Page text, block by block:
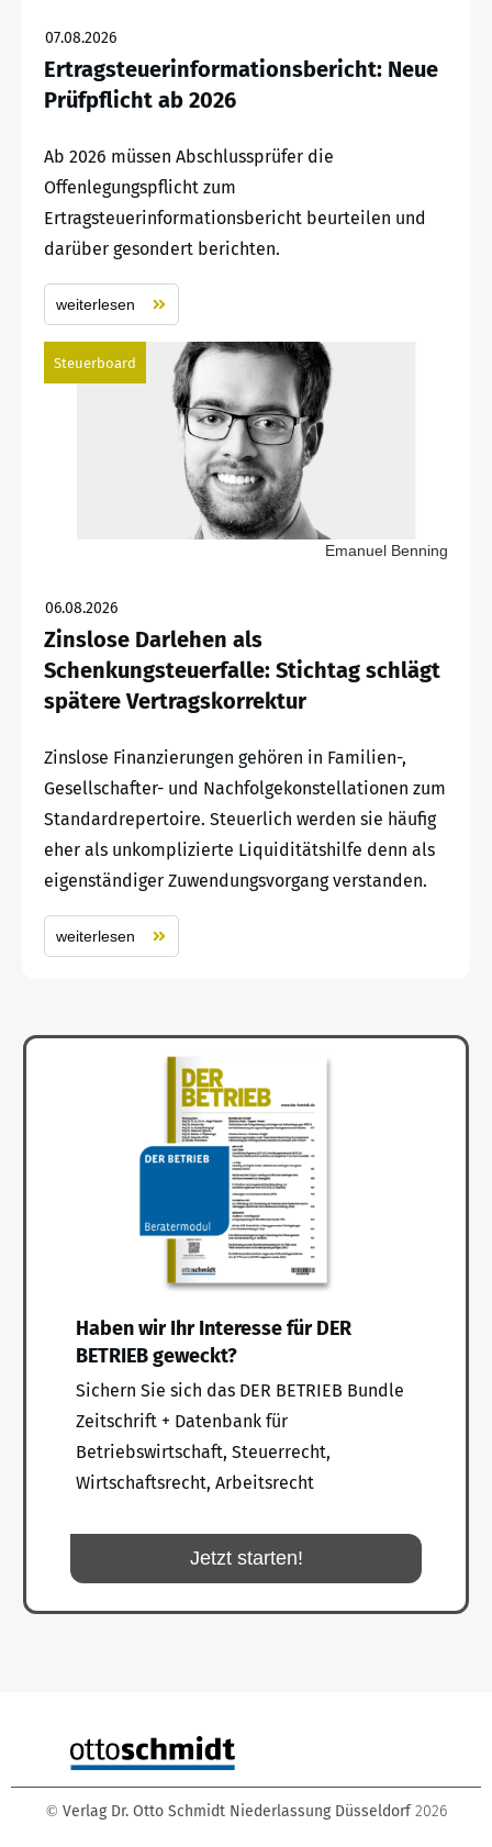
07.08.2026
Ertragsteuerinformationsbericht: Neue
Prüfpflicht ab 2026
Ab 2026 müssen Abschlussprüfer die
Offenlegungspflicht zum
Ertragsteuerinformationsbericht beurteilen und
darüber gesondert berichten.
weiterlesen
Steuerboard
Emanuel Benning
06.08.2026
Zinslose Darlehen als
Schenkungsteuerfalle: Stichtag schlägt
spätere Vertragskorrektur
Zinslose Finanzierungen gehören in Familien-,
Gesellschafter- und Nachfolgekonstellationen zum
Standardrepertoire. Steuerlich werden sie häufig
eher als unkomplizierte Liquiditätshilfe denn als
eigenständiger Zuwendungsvorgang verstanden.
weiterlesen
Haben wir Ihr Interesse für DER
BETRIEB geweckt?
Sichern Sie sich das DER BETRIEB Bundle
Zeitschrift + Datenbank für
Betriebswirtschaft, Steuerrecht,
Wirtschaftsrecht, Arbeitsrecht
Jetzt starten!
© Verlag Dr. Otto Schmidt Niederlassung Düsseldorf 2026